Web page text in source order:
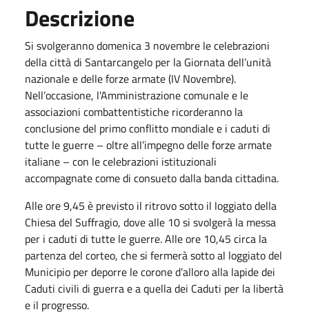
Descrizione
Si svolgeranno domenica 3 novembre le celebrazioni
della città di Santarcangelo per la Giornata dell’unità
nazionale e delle forze armate (IV Novembre).
Nell’occasione, l'Amministrazione comunale e le
associazioni combattentistiche ricorderanno la
conclusione del primo conflitto mondiale e i caduti di
tutte le guerre – oltre all’impegno delle forze armate
italiane – con le celebrazioni istituzionali
accompagnate come di consueto dalla banda cittadina.
Alle ore 9,45 è previsto il ritrovo sotto il loggiato della
Chiesa del Suffragio, dove alle 10 si svolgerà la messa
per i caduti di tutte le guerre. Alle ore 10,45 circa la
partenza del corteo, che si fermerà sotto al loggiato del
Municipio per deporre le corone d’alloro alla lapide dei
Caduti civili di guerra e a quella dei Caduti per la libertà
e il progresso.